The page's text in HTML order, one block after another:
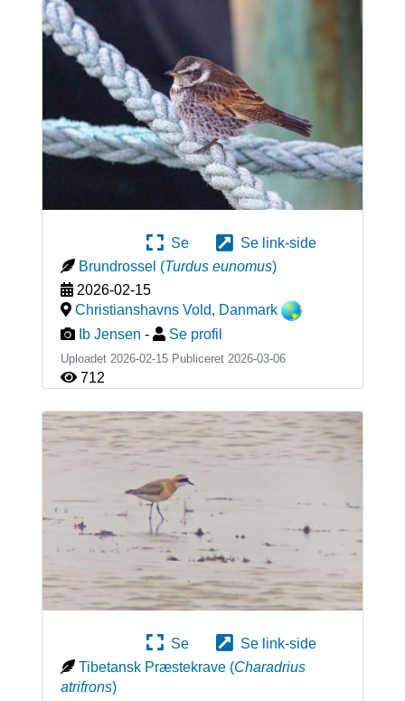
Se
Se link-side
Brundrossel (Turdus eunomus)
2026-02-15
Christianshavns Vold, Danmark
Ib Jensen - Se profil
Uploadet 2026-02-15 Publiceret 2026-03-06
712
Se
Se link-side
Tibetansk Præstekrave (Charadrius
atrifrons)